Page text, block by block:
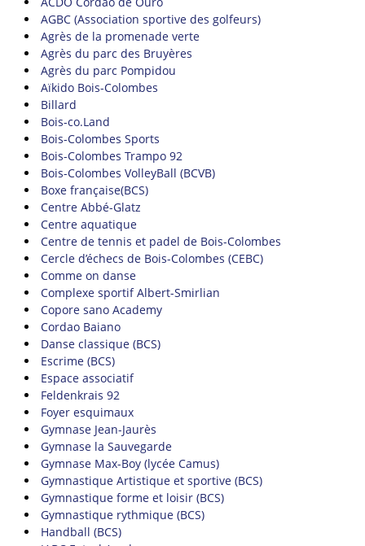
AGBC (Association sportive des golfeurs)
Agrès de la promenade verte
Agrès du parc des Bruyères
Agrès du parc Pompidou
Aïkido Bois-Colombes
Billard
Bois-co.Land
Bois-Colombes Sports
Bois-Colombes Trampo 92
Bois-Colombes VolleyBall (BCVB)
Boxe française(BCS)
Centre Abbé-Glatz
Centre aquatique
Centre de tennis et padel de Bois-Colombes
Cercle d’échecs de Bois-Colombes (CEBC)
Comme on danse
Complexe sportif Albert-Smirlian
Copore sano Academy
Cordao Baiano
Danse classique (BCS)
Escrime (BCS)
Espace associatif
Feldenkrais 92
Foyer esquimaux
Gymnase Jean-Jaurès
Gymnase la Sauvegarde
Gymnase Max-Boy (lycée Camus)
Gymnastique Artistique et sportive (BCS)
Gymnastique forme et loisir (BCS)
Gymnastique rythmique (BCS)
Handball (BCS)